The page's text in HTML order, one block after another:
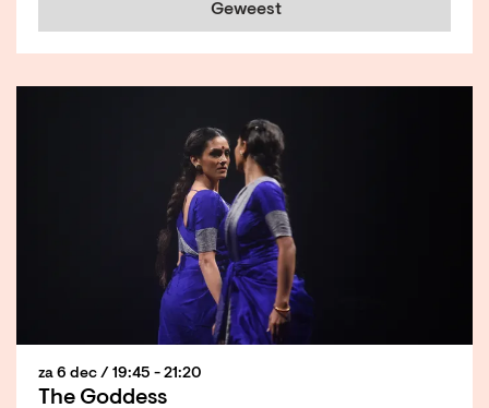
Geweest
The Goddess
za 6 dec / 19:45 - 21:20